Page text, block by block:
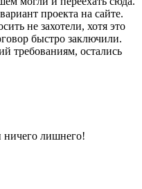
проекта на сайте.
не захотели, хотя это
быстро заключили.
требованиям, остались
лишнего!